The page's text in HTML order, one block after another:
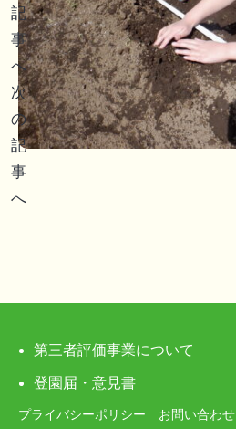
ナ
ビ
ゲ
ー
シ
記
事
へ
次
の
記
事
へ
第三者評価事業について
登園届・意見書
プライバシーポリシー お問い合わせ